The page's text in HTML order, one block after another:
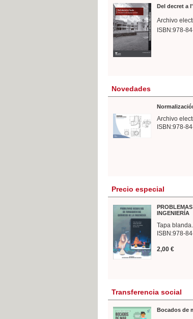
Del decret a
Archivo
ISBN:978-
Novedades
Archivo
ISBN:978-
Precio especial
INGENIERÍA
Tapa
ISBN:978-
2,00 €
Transferencia social
Bocados de